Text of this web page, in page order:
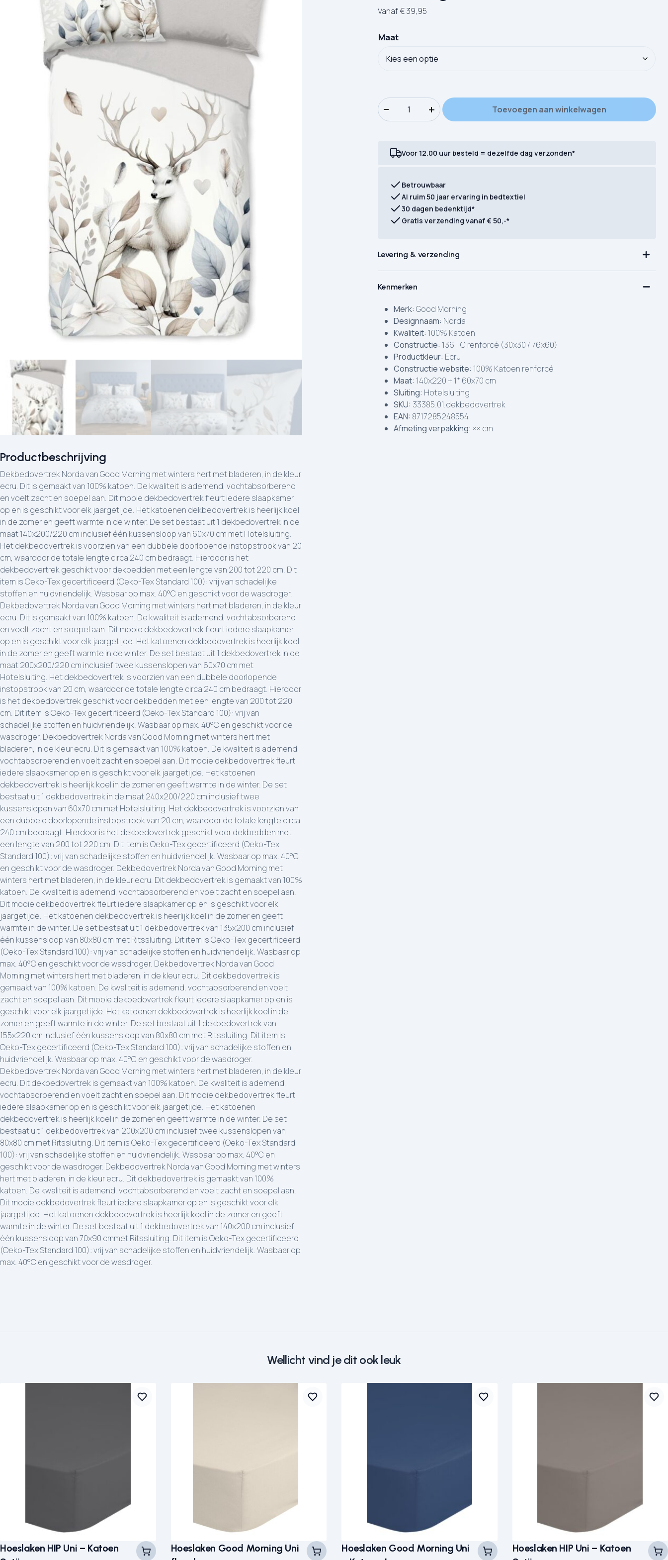
Hoofdkussens
Matrasbeschermers
Grijs
Bruin
Creme
Paars
Rood
Geel
1-persoons
Ledikant
Productbeschrijving
Dekbedovertrek Norda van Good Morning met winters hert met bladeren, in de kleur
ecru. Dit is gemaakt van 100% katoen. De kwaliteit is ademend, vochtabsorberend
en voelt zacht en soepel aan. Dit mooie dekbedovertrek fleurt iedere slaapkamer
op en is geschikt voor elk jaargetijde. Het katoenen dekbedovertrek is heerlijk koel
in de zomer en geeft warmte in de winter. De set bestaat uit 1 dekbedovertrek in de
maat 140x200/220 cm inclusief één kussensloop van 60x70 cm met Hotelsluiting.
Het dekbedovertrek is voorzien van een dubbele doorlopende instopstrook van 20
cm, waardoor de totale lengte circa 240 cm bedraagt. Hierdoor is het
dekbedovertrek geschikt voor dekbedden met een lengte van 200 tot 220 cm. Dit
item is Oeko-Tex gecertificeerd (Oeko-Tex Standard 100): vrij van schadelijke
stoffen en huidvriendelijk. Wasbaar op max. 40°C en geschikt voor de wasdroger.
Dekbedovertrek Norda van Good Morning met winters hert met bladeren, in de kleur
ecru. Dit is gemaakt van 100% katoen. De kwaliteit is ademend, vochtabsorberend
en voelt zacht en soepel aan. Dit mooie dekbedovertrek fleurt iedere slaapkamer
op en is geschikt voor elk jaargetijde. Het katoenen dekbedovertrek is heerlijk koel
in de zomer en geeft warmte in de winter. De set bestaat uit 1 dekbedovertrek in de
maat 200x200/220 cm inclusief twee kussenslopen van 60x70 cm met
Hotelsluiting. Het dekbedovertrek is voorzien van een dubbele doorlopende
instopstrook van 20 cm, waardoor de totale lengte circa 240 cm bedraagt. Hierdoor
is het dekbedovertrek geschikt voor dekbedden met een lengte van 200 tot 220
cm. Dit item is Oeko-Tex gecertificeerd (Oeko-Tex Standard 100): vrij van
schadelijke stoffen en huidvriendelijk. Wasbaar op max. 40°C en geschikt voor de
wasdroger. Dekbedovertrek Norda van Good Morning met winters hert met
bladeren, in de kleur ecru. Dit is gemaakt van 100% katoen. De kwaliteit is ademend,
vochtabsorberend en voelt zacht en soepel aan. Dit mooie dekbedovertrek fleurt
iedere slaapkamer op en is geschikt voor elk jaargetijde. Het katoenen
dekbedovertrek is heerlijk koel in de zomer en geeft warmte in de winter. De set
bestaat uit 1 dekbedovertrek in de maat 240x200/220 cm inclusief twee
kussenslopen van 60x70 cm met Hotelsluiting. Het dekbedovertrek is voorzien van
een dubbele doorlopende instopstrook van 20 cm, waardoor de totale lengte circa
240 cm bedraagt. Hierdoor is het dekbedovertrek geschikt voor dekbedden met
een lengte van 200 tot 220 cm. Dit item is Oeko-Tex gecertificeerd (Oeko-Tex
Standard 100): vrij van schadelijke stoffen en huidvriendelijk. Wasbaar op max. 40°C
en geschikt voor de wasdroger. Dekbedovertrek Norda van Good Morning met
winters hert met bladeren, in de kleur ecru. Dit dekbedovertrek is gemaakt van 100%
katoen. De kwaliteit is ademend, vochtabsorberend en voelt zacht en soepel aan.
Dit mooie dekbedovertrek fleurt iedere slaapkamer op en is geschikt voor elk
jaargetijde. Het katoenen dekbedovertrek is heerlijk koel in de zomer en geeft
warmte in de winter. De set bestaat uit 1 dekbedovertrek van 135x200 cm inclusief
één kussensloop van 80x80 cm met Ritssluiting. Dit item is Oeko-Tex gecertificeerd
(Oeko-Tex Standard 100): vrij van schadelijke stoffen en huidvriendelijk. Wasbaar op
max. 40°C en geschikt voor de wasdroger. Dekbedovertrek Norda van Good
Morning met winters hert met bladeren, in de kleur ecru. Dit dekbedovertrek is
gemaakt van 100% katoen. De kwaliteit is ademend, vochtabsorberend en voelt
zacht en soepel aan. Dit mooie dekbedovertrek fleurt iedere slaapkamer op en is
geschikt voor elk jaargetijde. Het katoenen dekbedovertrek is heerlijk koel in de
zomer en geeft warmte in de winter. De set bestaat uit 1 dekbedovertrek van
155x220 cm inclusief één kussensloop van 80x80 cm met Ritssluiting. Dit item is
Oeko-Tex gecertificeerd (Oeko-Tex Standard 100): vrij van schadelijke stoffen en
huidvriendelijk. Wasbaar op max. 40°C en geschikt voor de wasdroger.
Dekbedovertrek Norda van Good Morning met winters hert met bladeren, in de kleur
ecru. Dit dekbedovertrek is gemaakt van 100% katoen. De kwaliteit is ademend,
vochtabsorberend en voelt zacht en soepel aan. Dit mooie dekbedovertrek fleurt
iedere slaapkamer op en is geschikt voor elk jaargetijde. Het katoenen
dekbedovertrek is heerlijk koel in de zomer en geeft warmte in de winter. De set
bestaat uit 1 dekbedovertrek van 200x200 cm inclusief twee kussenslopen van
80x80 cm met Ritssluiting. Dit item is Oeko-Tex gecertificeerd (Oeko-Tex Standard
100): vrij van schadelijke stoffen en huidvriendelijk. Wasbaar op max. 40°C en
geschikt voor de wasdroger. Dekbedovertrek Norda van Good Morning met winters
hert met bladeren, in de kleur ecru. Dit dekbedovertrek is gemaakt van 100%
katoen. De kwaliteit is ademend, vochtabsorberend en voelt zacht en soepel aan.
Dit mooie dekbedovertrek fleurt iedere slaapkamer op en is geschikt voor elk
jaargetijde. Het katoenen dekbedovertrek is heerlijk koel in de zomer en geeft
warmte in de winter. De set bestaat uit 1 dekbedovertrek van 140x200 cm inclusief
één kussensloop van 70x90 cmmet Ritssluiting. Dit item is Oeko-Tex gecertificeerd
(Oeko-Tex Standard 100): vrij van schadelijke stoffen en huidvriendelijk. Wasbaar op
max. 40°C en geschikt voor de wasdroger.
Vanaf€39,95
Maat
Dekbedovertrek Good Morning Norda aantal
− + Toevoegen aan winkelwagen
Voor 12.00 uur besteld = dezelfde dag verzonden*
Betrouwbaar
Al ruim 50 jaar ervaring in bedtextiel
30 dagen bedenktijd*
Gratis verzending vanaf € 50,-*
Levering & verzending
Kenmerken
Merk: Good Morning
Designnaam: Norda
Kwaliteit: 100% Katoen
Constructie: 136 TC renforcé (30x30 / 76x60)
Productkleur: Ecru
Constructie website: 100% Katoen renforcé
Maat: 140x220 + 1* 60x70 cm
Sluiting: Hotelsluiting
SKU: 33385.01.dekbedovertrek
EAN: 8717285248554
Afmeting verpakking: ×× cm
Wellicht vind je dit ook leuk
Hoeslaken HIP Uni – Katoen
Hoeslaken Good Morning Uni
Hoeslaken Good Morning Uni
Hoeslaken HIP Uni – Katoen